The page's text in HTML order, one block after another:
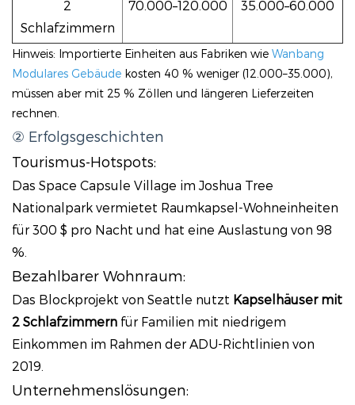
2
Schlafzimmern
70.000–120.000 35.000–60.000
Hinweis: Importierte Einheiten aus Fabriken wie Wanbang
Modulares Gebäude kosten 40 % weniger (12.000–35.000),
müssen aber mit 25 % Zöllen und längeren Lieferzeiten
rechnen.
② Erfolgsgeschichten
Tourismus-Hotspots:
Das Space Capsule Village im Joshua Tree
Nationalpark vermietet Raumkapsel-Wohneinheiten
für 300 $ pro Nacht und hat eine Auslastung von 98
%.
Bezahlbarer Wohnraum:
Das Blockprojekt von Seattle nutzt Kapselhäuser mit
2 Schlafzimmern für Familien mit niedrigem
Einkommen im Rahmen der ADU-Richtlinien von
2019.
Unternehmenslösungen: